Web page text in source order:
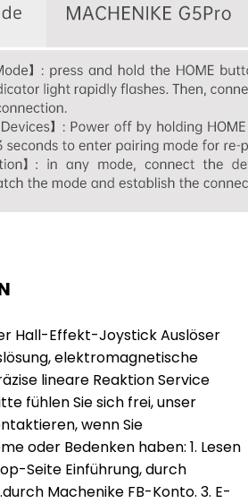
Hall-Effekt-Joystick Auslöser
elektromagnetische
lineare Reaktion Service
fühlen Sie sich frei, unser
wenn Sie
oder Bedenken haben: 1. Lesen
Seite Einführung, durch
Machenike FB-Konto. 3. E-